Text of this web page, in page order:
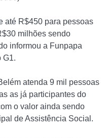
até R$450 para pessoas
milhões sendo
informou a Funpapa
G1.
atenda 9 mil pessoas
as já participantes do
o valor ainda sendo
de Assistência Social.